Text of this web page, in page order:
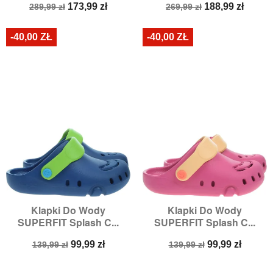
Cena
289,99 zł Cena
173,99 zł
Cena
269,99 zł Cena
188,99 zł
Klapki Do Wody
SUPERFIT Splash C...
Cena
139,99 zł Cena
99,99 zł
-40,00 ZŁ
Klapki Do Wody
SUPERFIT Splash C...
Cena
139,99 zł Cena
99,99 zł
-40,00 ZŁ